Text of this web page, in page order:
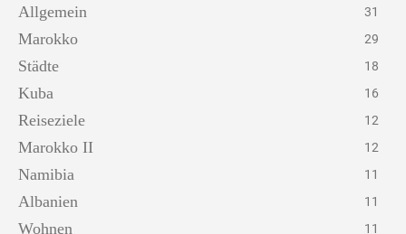
Allgemein 31
Marokko 29
Städte 18
Kuba 16
Reiseziele 12
Marokko II 12
Namibia 11
Albanien 11
Wohnen 11